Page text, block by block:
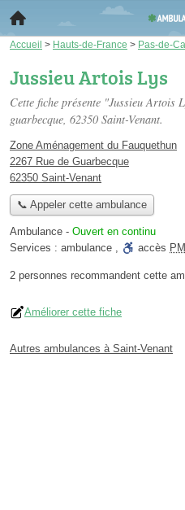
Accueil > Hauts-de-France > Pas-de-
Jussieu Artois Lys
Cette fiche présente "Jussieu Artois
guarbecque, 62350 Saint-Venant.
Zone Aménagement du Fauquethun
2267 Rue de Guarbecque
62350 Saint-Venant
📞 Appeler cette ambulance
Ambulance - Ouvert en continu
Services : ambulance , accès
2 personnes recommandent cette
Améliorer cette fiche
Autres ambulances à Saint-Venant